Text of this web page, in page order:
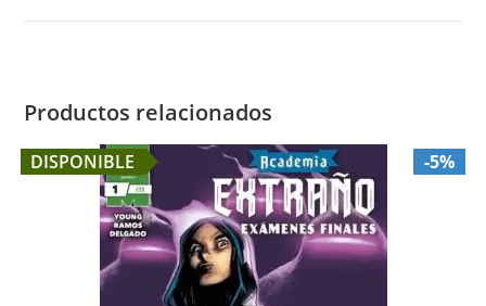
Productos relacionados
DISPONIBLE -5%